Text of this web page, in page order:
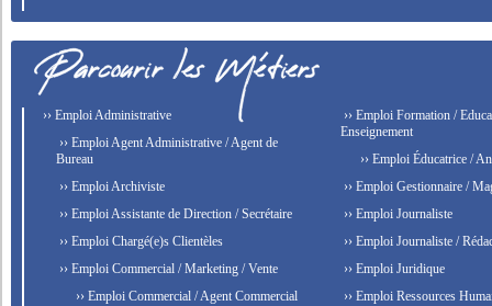
›› Emploi Administrative
›› Emploi Agent Administrative / Agent de
Bureau
›› Emploi Archiviste
›› Emploi Assistante de Direction / Secrétaire
›› Emploi Chargé(e)s Clientèles
›› Emploi Commercial / Marketing / Vente
›› Emploi Commercial / Agent Commercial
›› Emploi Formation /
Enseignement
›› Emploi Éducatrice /
›› Emploi Gestionnaire /
›› Emploi Journaliste
›› Emploi Journaliste /
›› Emploi Juridique
›› Emploi Ressources